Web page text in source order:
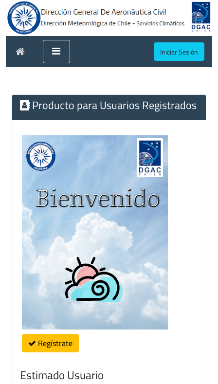
Iniciar Sesión
Producto para Usuarios Registrados
Regístrate
Estimado Usuario